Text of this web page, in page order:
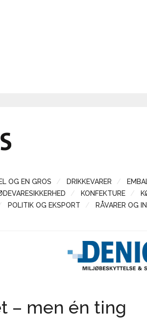
OG EN GROS DRIKKEVARER
KONFEKTURE
POLITIK OG EKSPORT RÅVARER OG
– men én ting